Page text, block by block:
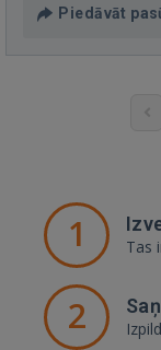
Piedāvāt
1 Tas
2